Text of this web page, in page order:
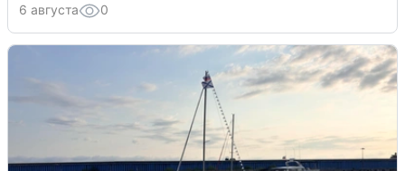
6 августа 0